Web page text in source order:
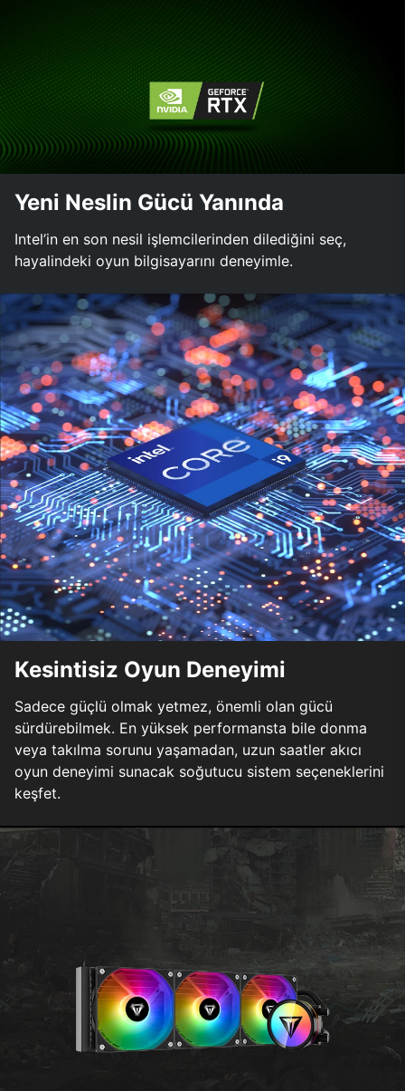
Yeni Neslin Gücü Yanında
Intel’in en son nesil işlemcilerinden dilediğini seç,
hayalindeki oyun bilgisayarını deneyimle.
Kesintisiz Oyun Deneyimi
Sadece güçlü olmak yetmez, önemli olan gücü
sürdürebilmek. En yüksek performansta bile donma
veya takılma sorunu yaşamadan, uzun saatler akıcı
oyun deneyimi sunacak soğutucu sistem seçeneklerini
keşfet.